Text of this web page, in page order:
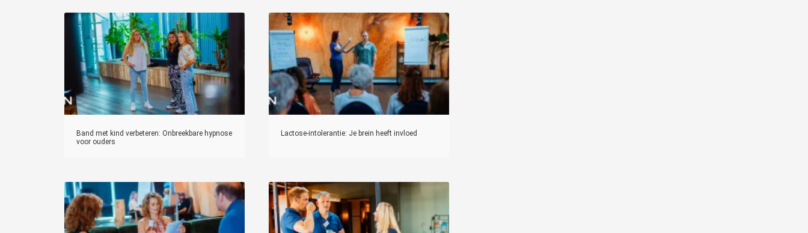
Band met kind verbeteren: Onbreekbare hypnose
voor ouders
Lactose-intolerantie: Je brein heeft invloed